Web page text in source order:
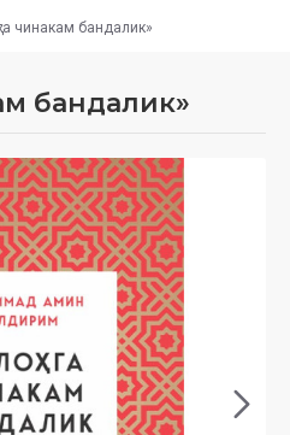
чинакам бандалик»
бандалик»